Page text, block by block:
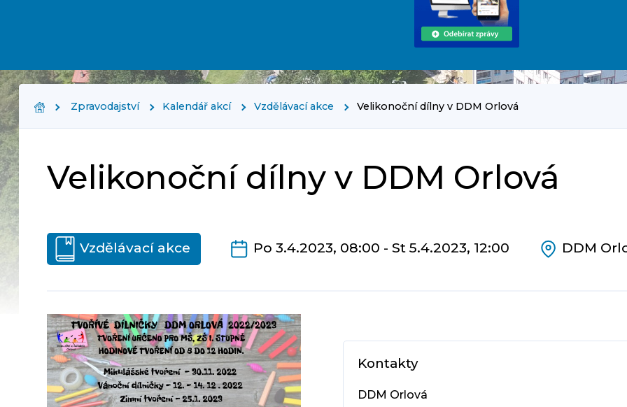
Zpravodajství Kalendář akcí Vzdělávací akce Velikonoční dílny v DDM Orlová
Velikonoční dílny v DDM Orlová
Vzdělávací akce Po 3.4.2023, 08:00 - St 5.4.2023, 12:00 DDM
Kontakty
DDM Orlová